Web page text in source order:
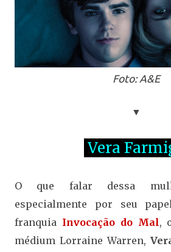
Foto: A&E
▼
Vera
O que falar dessa
especialmente por seu
franquia Invocação do Mal,
médium Lorraine Warren,